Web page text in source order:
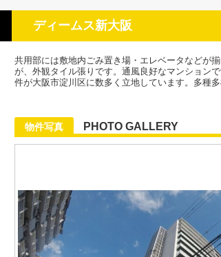
ディームス新大阪
共用部には敷地内ごみ置き場・エレベータなどが
が、外観タイル張りです。通風良好なマンション
件が大阪市淀川区に数多く立地しています。多種
物件写真 PHOTO GALLERY